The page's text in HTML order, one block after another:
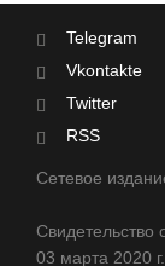
Telegram
Vkontakte
Twitter
RSS
Сетевое
03 марта 2020